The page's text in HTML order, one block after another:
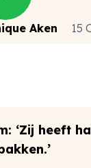
Aken 15
‘Zij heeft